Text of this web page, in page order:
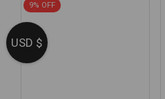
9% OFF
USD $